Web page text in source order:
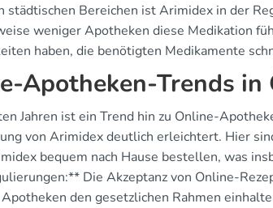
städtischen Bereichen ist Arimidex in der
weniger Apotheken diese Medikation
haben, die benötigten Medikamente
Apotheken-Trends in
Jahren ist ein Trend hin zu Online-
von Arimidex deutlich erleichtert. Hier
bequem nach Hause bestellen, was
Die Akzeptanz von Online-
den gesetzlichen Rahmen